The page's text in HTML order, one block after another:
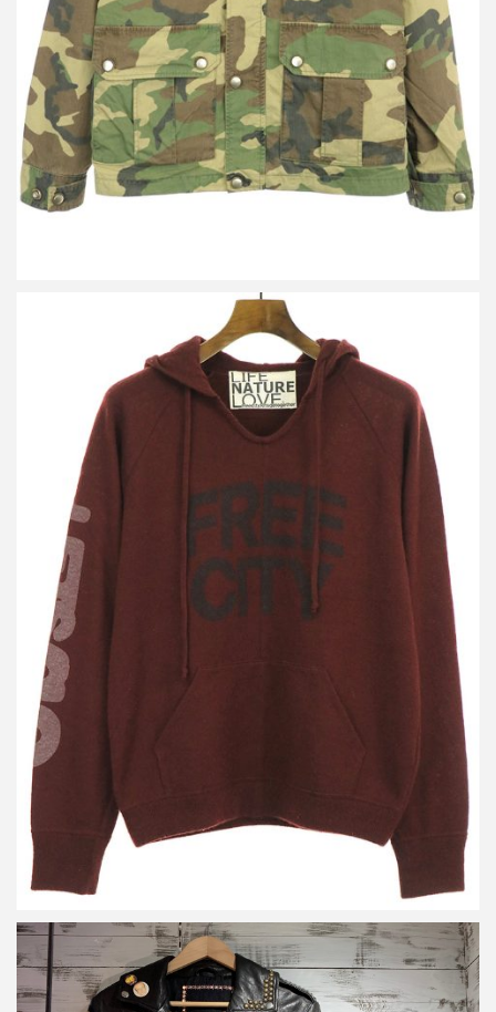
詳しく見る
フリーシティ カシミヤシルクロゴプリントプルオーバーニットパ
ーカー
買取金額 7,700円